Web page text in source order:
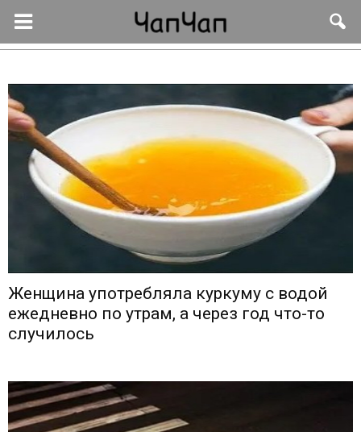
Женщина употребляла куркуму с водой
ежедневно по утрам, а через год что-то
случилось